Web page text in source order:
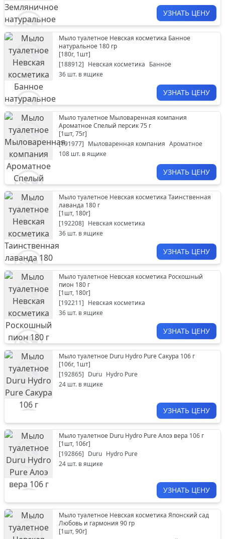
УЗНАТЬ ЦЕНУ
Мыло туалетное Невская косметика Банное
натуральное 180 гр
[180г, 1шт]
[188912] Невская косметика Банное
36 шт. в ящике
УЗНАТЬ ЦЕНУ
Мыло туалетное Мыловаренная компания
Ароматное Спелый персик 75 г
[1шт, 75г]
[191977] Мыловаренная компания Ароматное
108 шт. в ящике
УЗНАТЬ ЦЕНУ
Мыло туалетное Невская косметика Таинственная
лаванда 180 г
[1шт, 180г]
[192208] Невская косметика
36 шт. в ящике
УЗНАТЬ ЦЕНУ
Мыло туалетное Невская косметика Роскошный
пион 180 г
[1шт, 180г]
[192211] Невская косметика
36 шт. в ящике
УЗНАТЬ ЦЕНУ
Мыло туалетное Duru Hydro Pure Сакура 106 г
[106г, 1шт]
[192865] Duru Hydro Pure
24 шт. в ящике
УЗНАТЬ ЦЕНУ
Мыло туалетное Duru Hydro Pure Алоэ вера 106 г
[1шт, 106г]
[192866] Duru Hydro Pure
24 шт. в ящике
УЗНАТЬ ЦЕНУ
Мыло туалетное Невская косметика Японский сад
Любовь и гармония 90 гр
[1шт, 90г]